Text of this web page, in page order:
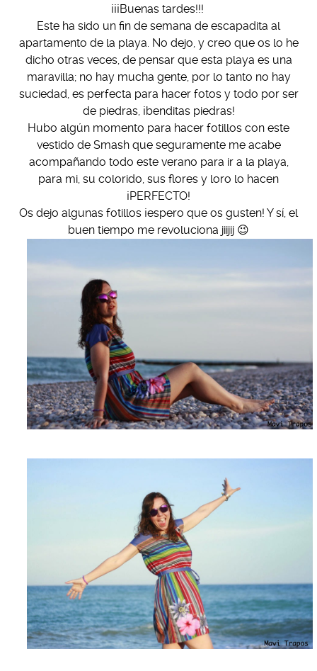
¡¡¡Buenas tardes!!!
Este ha sido un fin de semana de escapadita al
apartamento de la playa. No dejo, y creo que os lo he
dicho otras veces, de pensar que esta playa es una
maravilla; no hay mucha gente, por lo tanto no hay
suciedad, es perfecta para hacer fotos y todo por ser
de piedras, ¡benditas piedras!
Hubo algún momento para hacer fotillos con este
vestido de Smash que seguramente me acabe
acompañando todo este verano para ir a la playa,
para mi, su colorido, sus flores y loro lo hacen
¡PERFECTO!
Os dejo algunas fotillos ¡espero que os gusten! Y sí, el
buen tiempo me revoluciona jiijij 😉